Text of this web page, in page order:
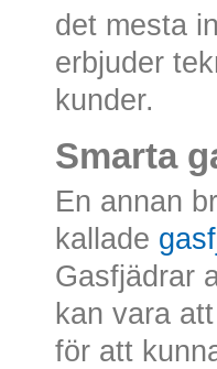
det mesta
erbjuder
kunder.
Smarta
En annan
kallade
Gasfjädrar
kan vara
för att